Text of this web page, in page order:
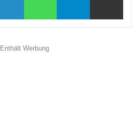
Enthält Werbung